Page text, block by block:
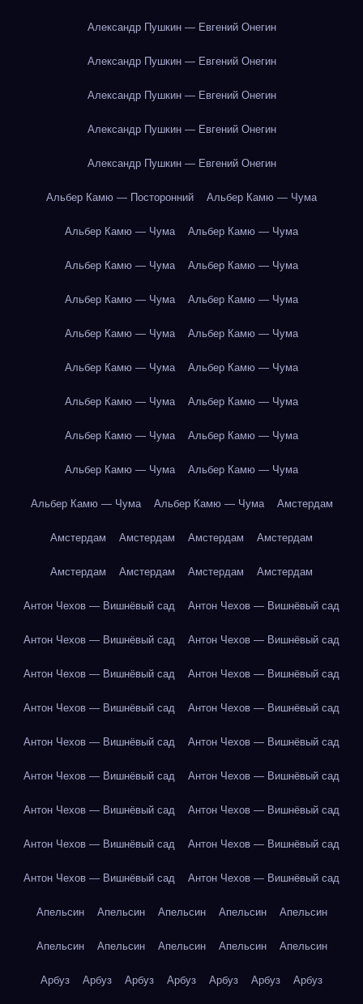
Александр Пушкин — Евгений Онегин
Александр Пушкин — Евгений Онегин
Александр Пушкин — Евгений Онегин
Александр Пушкин — Евгений Онегин
Александр Пушкин — Евгений Онегин
Альбер Камю — Посторонний Альбер Камю — Чума
Альбер Камю — Чума Альбер Камю — Чума
Альбер Камю — Чума Альбер Камю — Чума
Альбер Камю — Чума Альбер Камю — Чума
Альбер Камю — Чума Альбер Камю — Чума
Альбер Камю — Чума Альбер Камю — Чума
Альбер Камю — Чума Альбер Камю — Чума
Альбер Камю — Чума Альбер Камю — Чума
Альбер Камю — Чума Альбер Камю — Чума
Альбер Камю — Чума Альбер Камю — Чума Амстердам
Амстердам Амстердам Амстердам Амстердам
Амстердам Амстердам Амстердам Амстердам
Антон Чехов — Вишнёвый сад Антон Чехов — Вишнёвый сад
Антон Чехов — Вишнёвый сад Антон Чехов — Вишнёвый сад
Антон Чехов — Вишнёвый сад Антон Чехов — Вишнёвый сад
Антон Чехов — Вишнёвый сад Антон Чехов — Вишнёвый сад
Антон Чехов — Вишнёвый сад Антон Чехов — Вишнёвый сад
Антон Чехов — Вишнёвый сад Антон Чехов — Вишнёвый сад
Антон Чехов — Вишнёвый сад Антон Чехов — Вишнёвый сад
Антон Чехов — Вишнёвый сад Антон Чехов — Вишнёвый сад
Антон Чехов — Вишнёвый сад Антон Чехов — Вишнёвый сад
Апельсин Апельсин Апельсин Апельсин Апельсин
Апельсин Апельсин Апельсин Апельсин Апельсин
Арбуз Арбуз Арбуз Арбуз Арбуз Арбуз Арбуз